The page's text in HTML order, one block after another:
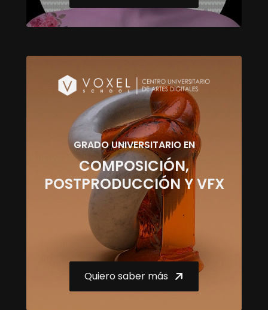
GRADO UNIVERSITARIO EN
COMPOSICIÓN,
POSTPRODUCCIÓN Y VFX
Quiero saber más